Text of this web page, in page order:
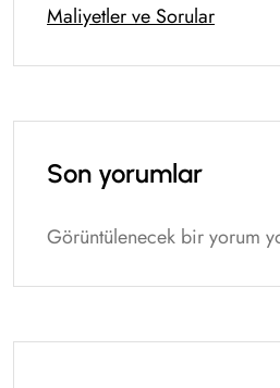
Maliyetler ve Sorular
Son yorumlar
Görüntülenecek bir yorum